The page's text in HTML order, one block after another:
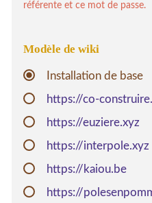
référente et ce mot de passe.
Modèle de wiki
Installation de base
https://co-
https://euziere.xyz
https://interpole.xyz
https://kaiou.be
https://